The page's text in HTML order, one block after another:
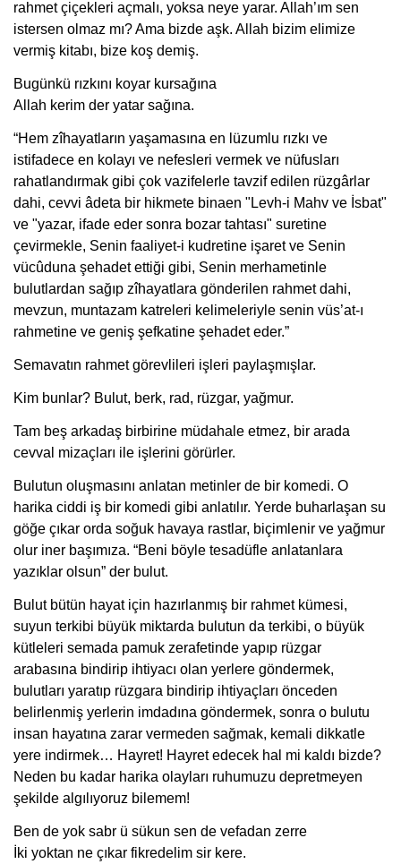
rahmet çiçekleri açmalı, yoksa neye yarar. Allah’ım sen
istersen olmaz mı? Ama bizde aşk. Allah bizim elimize
vermiş kitabı, bize koş demiş.
Bugünkü rızkını koyar kursağına
Allah kerim der yatar sağına.
“Hem zîhayatların yaşamasına en lüzumlu rızkı ve
istifadece en kolayı ve nefesleri vermek ve nüfusları
rahatlandırmak gibi çok vazifelerle tavzif edilen rüzgârlar
dahi, cevvi âdeta bir hikmete binaen "Levh-i Mahv ve İsbat"
ve "yazar, ifade eder sonra bozar tahtası" suretine
çevirmekle, Senin faaliyet-i kudretine işaret ve Senin
vücûduna şehadet ettiği gibi, Senin merhametinle
bulutlardan sağıp zîhayatlara gönderilen rahmet dahi,
mevzun, muntazam katreleri kelimeleriyle senin vüs’at-ı
rahmetine ve geniş şefkatine şehadet eder.”
Semavatın rahmet görevlileri işleri paylaşmışlar.
Kim bunlar? Bulut, berk, rad, rüzgar, yağmur.
Tam beş arkadaş birbirine müdahale etmez, bir arada
cevval mizaçları ile işlerini görürler.
Bulutun oluşmasını anlatan metinler de bir komedi. O
harika ciddi iş bir komedi gibi anlatılır. Yerde buharlaşan su
göğe çıkar orda soğuk havaya rastlar, biçimlenir ve yağmur
olur iner başımıza. “Beni böyle tesadüfle anlatanlara
yazıklar olsun” der bulut.
Bulut bütün hayat için hazırlanmış bir rahmet kümesi,
suyun terkibi büyük miktarda bulutun da terkibi, o büyük
kütleleri semada pamuk zerafetinde yapıp rüzgar
arabasına bindirip ihtiyacı olan yerlere göndermek,
bulutları yaratıp rüzgara bindirip ihtiyaçları önceden
belirlenmiş yerlerin imdadına göndermek, sonra o bulutu
insan hayatına zarar vermeden sağmak, kemali dikkatle
yere indirmek… Hayret! Hayret edecek hal mi kaldı bizde?
Neden bu kadar harika olayları ruhumuzu depretmeyen
şekilde algılıyoruz bilemem!
Ben de yok sabr ü sükun sen de vefadan zerre
İki yoktan ne çıkar fikredelim sir kere.